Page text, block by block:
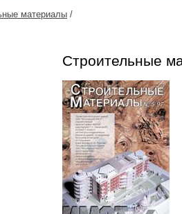
материалы /
Строительные